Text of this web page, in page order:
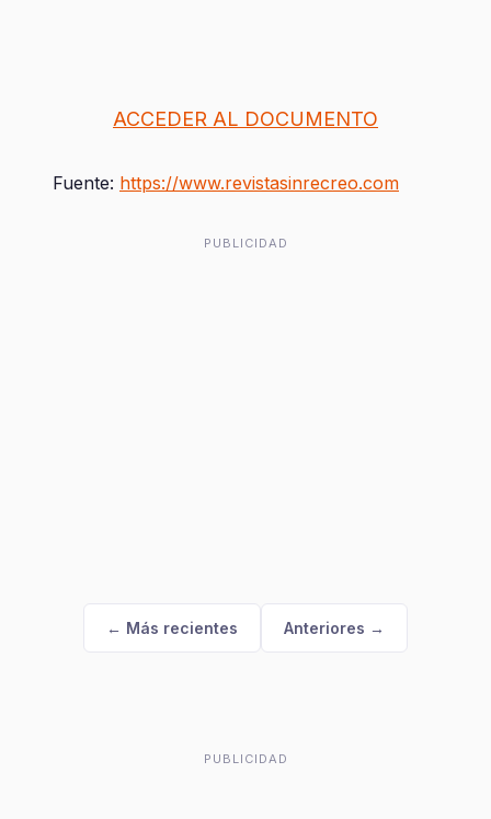
ACCEDER AL DOCUMENTO
Fuente: https://www.revistasinrecreo.com
PUBLICIDAD
← Más recientes Anteriores →
PUBLICIDAD